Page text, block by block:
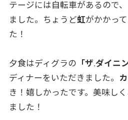
テージには自転車があるので、
ました。ちょうど虹がかかって
た！
夕食はディグラの 「ザ.ダイニ
ディナーをいただきました。
き！嬉しかったです。美味し
ました！